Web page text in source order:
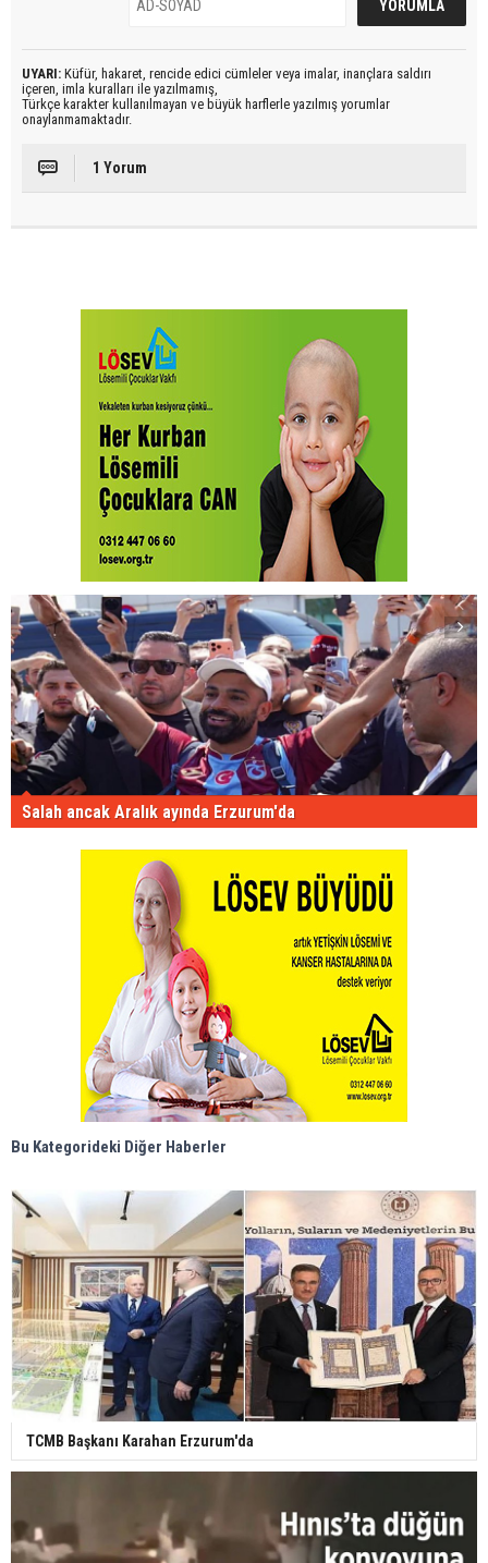
UYARI: Küfür, hakaret, rencide edici cümleler veya imalar, inançlara saldırı
içeren, imla kuralları ile yazılmamış,
Türkçe karakter kullanılmayan ve büyük harflerle yazılmış yorumlar
onaylanmamaktadır.
1 Yorum
Salah ancak Aralık ayında Erzurum'da
Bu Kategorideki Diğer Haberler
TCMB Başkanı Karahan Erzurum'da